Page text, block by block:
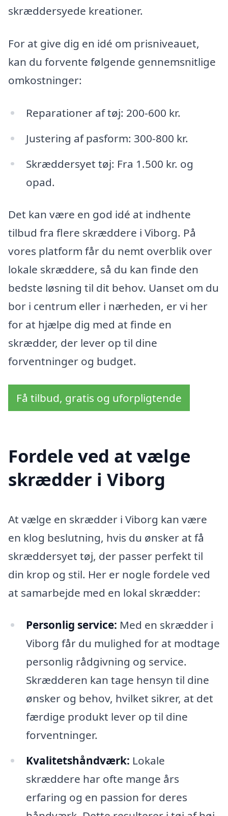
skræddersyede kreationer.
For at give dig en idé om prisniveauet,
kan du forvente følgende gennemsnitlige
omkostninger:
Reparationer af tøj: 200-600 kr.
Justering af pasform: 300-800 kr.
Skræddersyet tøj: Fra 1.500 kr. og
opad.
Det kan være en god idé at indhente
tilbud fra flere skræddere i Viborg. På
vores platform får du nemt overblik over
lokale skræddere, så du kan finde den
bedste løsning til dit behov. Uanset om du
bor i centrum eller i nærheden, er vi her
for at hjælpe dig med at finde en
skrædder, der lever op til dine
forventninger og budget.
Få tilbud, gratis og uforpligtende
Fordele ved at vælge
skrædder i Viborg
At vælge en skrædder i Viborg kan være
en klog beslutning, hvis du ønsker at få
skræddersyet tøj, der passer perfekt til
din krop og stil. Her er nogle fordele ved
at samarbejde med en lokal skrædder:
Personlig service: Med en skrædder i
Viborg får du mulighed for at modtage
personlig rådgivning og service.
Skrædderen kan tage hensyn til dine
ønsker og behov, hvilket sikrer, at det
færdige produkt lever op til dine
forventninger.
Kvalitetshåndværk: Lokale
skræddere har ofte mange års
erfaring og en passion for deres